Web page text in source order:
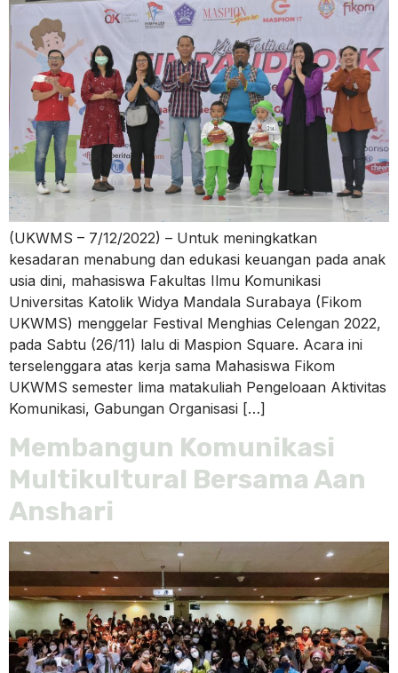
(UKWMS – 7/12/2022) – Untuk meningkatkan
kesadaran menabung dan edukasi keuangan pada anak
usia dini, mahasiswa Fakultas Ilmu Komunikasi
Universitas Katolik Widya Mandala Surabaya (Fikom
UKWMS) menggelar Festival Menghias Celengan 2022,
pada Sabtu (26/11) lalu di Maspion Square. Acara ini
terselenggara atas kerja sama Mahasiswa Fikom
UKWMS semester lima matakuliah Pengeloaan Aktivitas
Komunikasi, Gabungan Organisasi […]
Membangun Komunikasi
Multikultural Bersama Aan
Anshari